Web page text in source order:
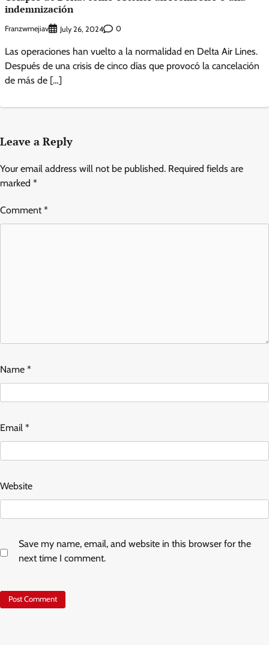
indemnización
Franzwmejiav July 26, 2024 0
Las operaciones han vuelto a la normalidad en Delta Air Lines.
Después de una crisis de cinco días que provocó la cancelación
de más de […]
Leave a Reply
Your email address will not be published. Required fields are
marked *
Comment*
Name *
Email *
Website
Save my name, email, and website in this browser for the
next time I comment.